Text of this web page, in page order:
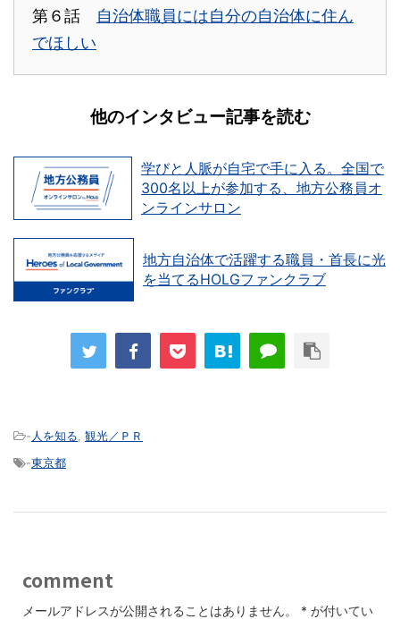
第６話 自治体職員には自分の自治体に住ん
でほしい
他のインタビュー記事を読む
学びと人脈が自宅で手に入る。全国で
300名以上が参加する、地方公務員オ
ンラインサロン
地方自治体で活躍する職員・首長に光
を当てるHOLGファンクラブ
-人を知る, 観光／ＰＲ
-東京都
comment
メールアドレスが公開されることはありません。 * が付いてい